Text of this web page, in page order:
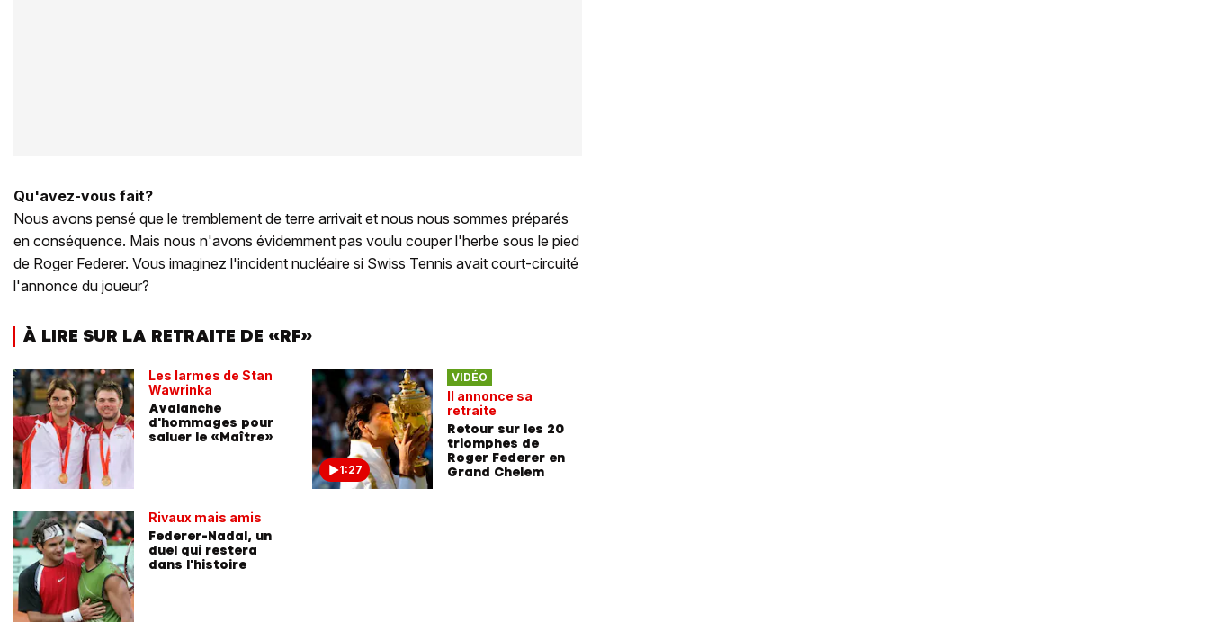
Qu'avez-vous fait?
Nous avons pensé que le tremblement de terre arrivait et nous nous sommes préparés
en conséquence. Mais nous n'avons évidemment pas voulu couper l'herbe sous le pied
de Roger Federer. Vous imaginez l'incident nucléaire si Swiss Tennis avait court-circuité
l'annonce du joueur?
À LIRE SUR LA RETRAITE DE «RF»
Les larmes de Stan
Wawrinka
Avalanche
d'hommages pour
saluer le «Maître»
Rivaux mais amis
Federer-Nadal, un
duel qui restera
dans l'histoire
1:27
VIDÉO
Il annonce sa
retraite
Retour sur les 20
triomphes de
Roger Federer en
Grand Chelem